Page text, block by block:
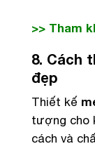
>> Tham
8. Cách
đẹp
Thiết kế
tượng cho
cách và